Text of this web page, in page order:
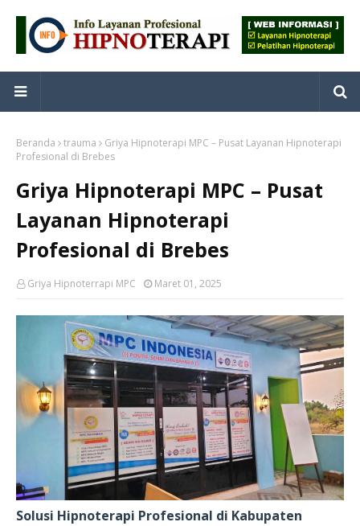
Beranda trauma
Griya Hipnoterapi MPC – Pusat Layanan Hipnoterapi
Profesional di Brebes
Griya Hipnoterapi MPC – Pusat
Layanan Hipnoterapi
Profesional di Brebes
Griya Hipnoterrapi MPC Maret 01, 2025
Solusi Hipnoterapi Profesional di Kabupaten